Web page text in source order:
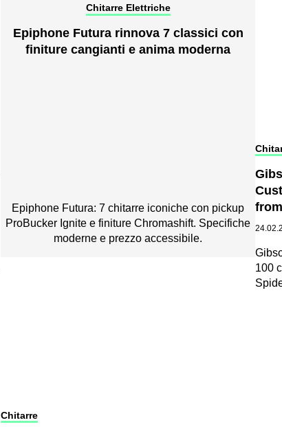
Chitarre Elettriche
Epiphone Futura rinnova 7 classici con
finiture cangianti e anima moderna
Epiphone Futura: 7 chitarre iconiche con pickup
ProBucker Ignite e finiture Chromashift. Specifiche
moderne e prezzo accessibile.
Chitarre
100